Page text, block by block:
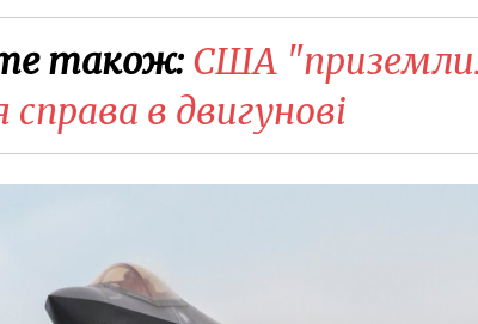
також: США
справа в двигунові